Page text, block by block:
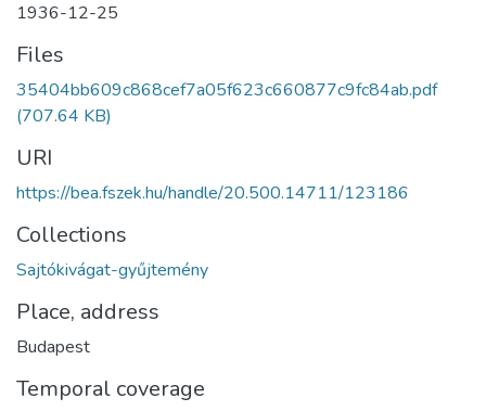
1936-12-25
Files
35404bb609c868cef7a05f623c660877c9fc84ab.pdf
(707.64 KB)
URI
https://bea.fszek.hu/handle/20.500.14711/123186
Collections
Sajtókivágat-gyűjtemény
Place, address
Budapest
Temporal coverage